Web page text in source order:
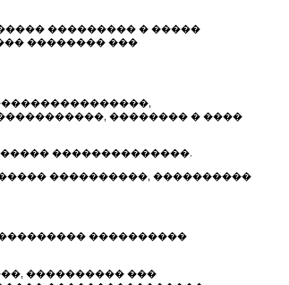
��������� � �����
�������� ���
�������� � ����
��������������.
����������, ����������
����������
���������� ���